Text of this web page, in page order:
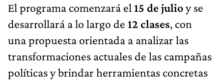
El programa comenzará el 15 de julioy se
desarrollará a lo largo de 12 clases, con
una propuesta orientada a analizar las
transformaciones actuales de las campañas
políticas y brindar herramientas concretas